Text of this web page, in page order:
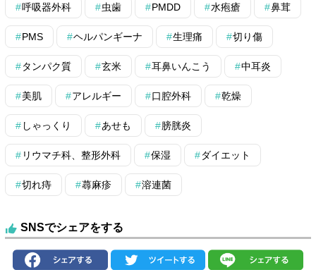
呼吸器外科 虫歯 PMDD 水疱瘡 鼻茸
PMS ヘルパンギーナ 生理痛 切り傷
タンパク質 玄米 耳鼻いんこう 中耳炎
美肌 アレルギー 口腔外科 乾燥
しゃっくり あせも 膀胱炎
リウマチ科、整形外科 保湿 ダイエット
切れ痔 蕁麻疹 溶連菌
SNSでシェアをする